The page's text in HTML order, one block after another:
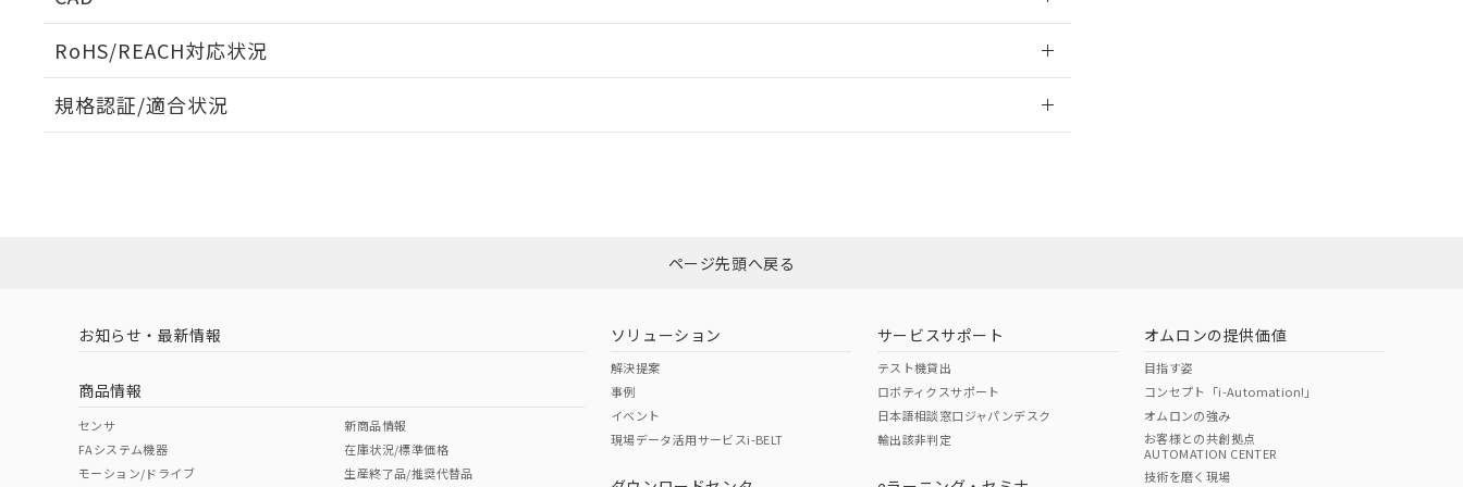
l: 22mm以上、φd: 55mm以上、D: 22mm以上、m: 40mm以上、n: 54mm以上
RoHS/REACH対応状況
EU RoHS 注意事項・凡例
ダウンロードはこちら
中国 RoHS 注意事項・凡例
中国 RoHS表
Pb Hg Cr(VI)
規格認証/適合状況
（イギリス
（ノルウェー
（日本
（アメリカ
ページ先頭へ戻る
お知らせ・最新情報
商品情報
センサ
FAシステム機器
モーション/ドライブ
新商品情報
在庫状況/標準価格
生産終了品/推奨代替品
ソリューション
解決提案
事例
イベント
現場データ活用サービスi-BELT
サービスサポート
テスト機貸出
ロボティクスサポート
日本語相談窓口ジャパンデスク
輸出該非判定
オムロンの提供価値
目指す姿
コンセプト「i-Automation!」
オムロンの強み
お客様との共創拠点
AUTOMATION CENTER
技術を磨く現場